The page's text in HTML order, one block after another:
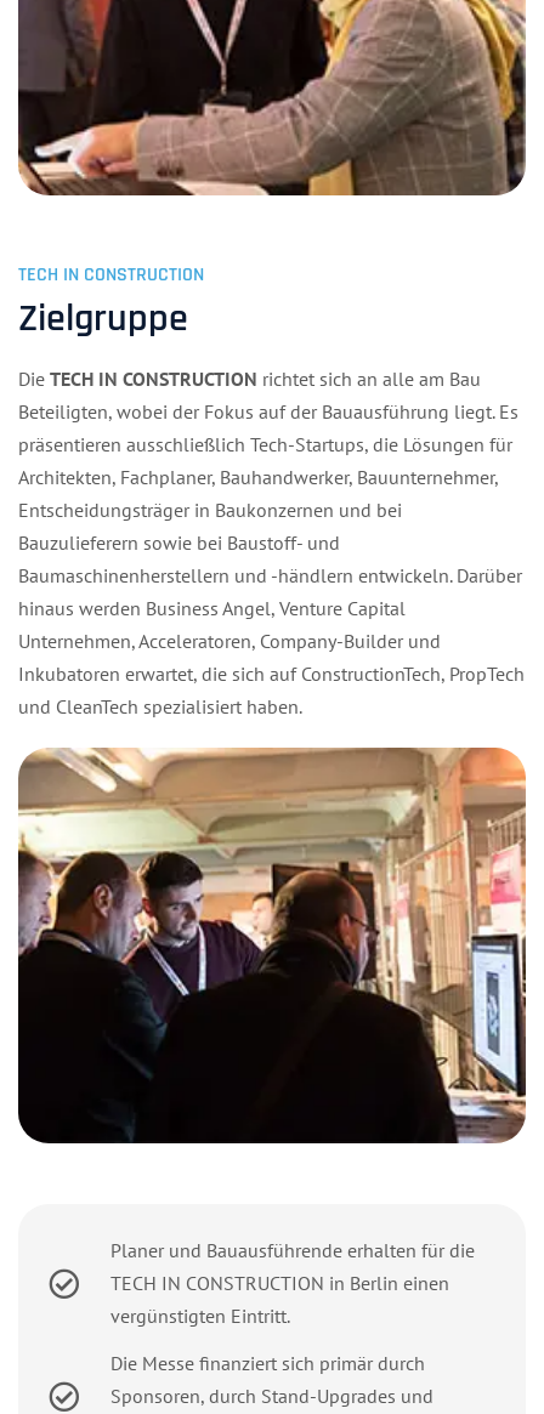
TECH IN CONSTRUCTION
Zielgruppe
Die TECH IN CONSTRUCTION richtet sich an alle am Bau
Beteiligten, wobei der Fokus auf der Bauausführung liegt. Es
präsentieren ausschließlich Tech-Startups, die Lösungen für
Architekten, Fachplaner, Bauhandwerker, Bauunternehmer,
Entscheidungsträger in Baukonzernen und bei
Bauzulieferern sowie bei Baustoff- und
Baumaschinenherstellern und -händlern entwickeln. Darüber
hinaus werden Business Angel, Venture Capital
Unternehmen, Acceleratoren, Company-Builder und
Inkubatoren erwartet, die sich auf ConstructionTech, PropTech
und CleanTech spezialisiert haben.
Planer und Bauausführende erhalten für die
TECH IN CONSTRUCTION in Berlin einen
vergünstigten Eintritt.
Die Messe finanziert sich primär durch
Sponsoren, durch Stand-Upgrades und